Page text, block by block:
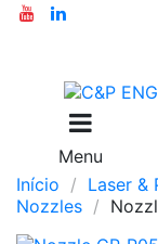
Menu
Início
Laser &
Nozzles